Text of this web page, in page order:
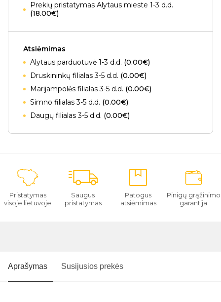
Prekių pristatymas Alytaus mieste 1-3 d.d.
(18.00€)
Atsiėmimas
Alytaus parduotuvė 1-3 d.d. (0.00€)
Druskininkų filialas 3-5 d.d. (0.00€)
Marijampolės filialas 3-5 d.d. (0.00€)
Simno filialas 3-5 d.d. (0.00€)
Daugų filialas 3-5 d.d. (0.00€)
Pristatymas
visoje lietuvoje
Saugus
pristatymas
Patogus
atsiėmimas
Pinigų grąžinimo
garantija
Aprašymas Susijusios prekės